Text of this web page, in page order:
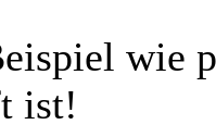
wie
ist!